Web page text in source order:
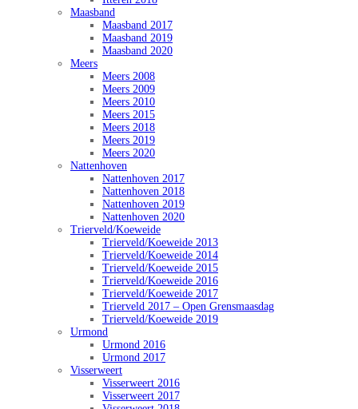
Maasband
Maasband 2017
Maasband 2019
Maasband 2020
Meers
Meers 2008
Meers 2009
Meers 2010
Meers 2015
Meers 2018
Meers 2019
Meers 2020
Nattenhoven
Nattenhoven 2017
Nattenhoven 2018
Nattenhoven 2019
Nattenhoven 2020
Trierveld/Koeweide
Trierveld/Koeweide 2013
Trierveld/Koeweide 2014
Trierveld/Koeweide 2015
Trierveld/Koeweide 2016
Trierveld/Koeweide 2017
Trierveld 2017 – Open Grensmaasdag
Trierveld/Koeweide 2019
Urmond
Urmond 2016
Urmond 2017
Visserweert
Visserweert 2016
Visserweert 2017